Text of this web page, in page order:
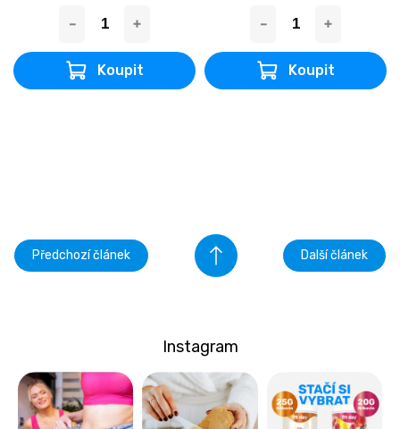
Předchozí článek Další článek
Instagram